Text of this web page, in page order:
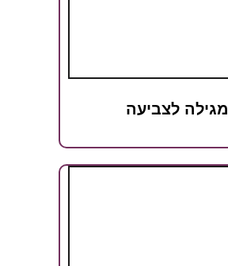
מגילה לצביעה